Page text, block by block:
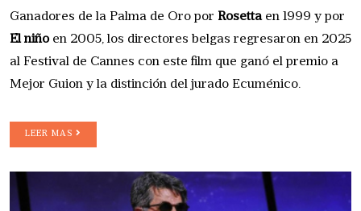
Ganadores de la Palma de Oro por Rosettaen 1999 y por
El niñoen 2005, los directores belgas regresaron en 2025
al Festival de Cannes con este film que ganó el premio a
Mejor Guion y la distinción del jurado Ecuménico.
LEER MAS